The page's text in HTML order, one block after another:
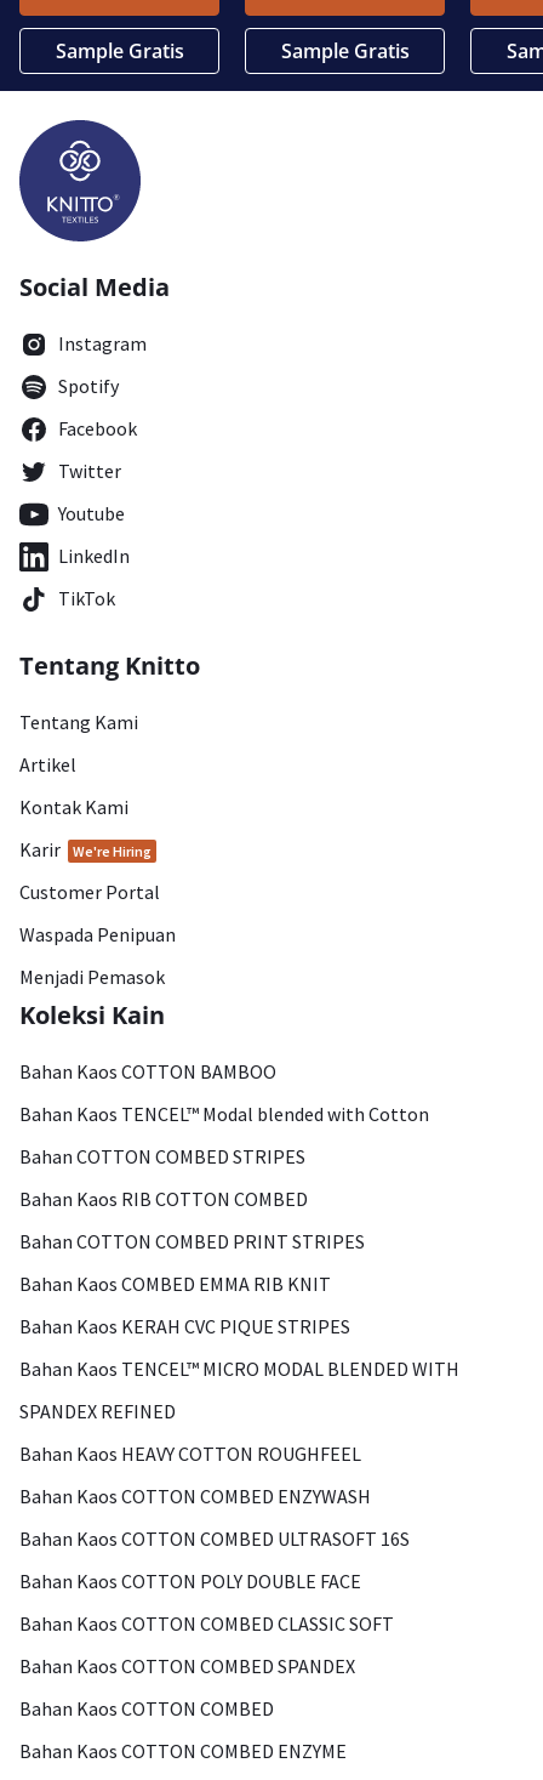
Sample Gratis Sample Gratis
Social Media
Instagram
Spotify
Facebook
Twitter
Youtube
LinkedIn
TikTok
Tentang Knitto
Tentang Kami
Artikel
Kontak Kami
Karir
We're Hiring
Customer Portal
Waspada Penipuan
Menjadi Pemasok
Koleksi Kain
Bahan Kaos COTTON BAMBOO
Bahan Kaos TENCEL™ Modal blended with Cotton
Bahan COTTON COMBED STRIPES
Bahan Kaos RIB COTTON COMBED
Bahan COTTON COMBED PRINT STRIPES
Bahan Kaos COMBED EMMA RIB KNIT
Bahan Kaos KERAH CVC PIQUE STRIPES
Bahan Kaos TENCEL™ MICRO MODAL BLENDED WITH
SPANDEX REFINED
Bahan Kaos HEAVY COTTON ROUGHFEEL
Bahan Kaos COTTON COMBED ENZYWASH
Bahan Kaos COTTON COMBED ULTRASOFT 16S
Bahan Kaos COTTON POLY DOUBLE FACE
Bahan Kaos COTTON COMBED CLASSIC SOFT
Bahan Kaos COTTON COMBED SPANDEX
Bahan Kaos COTTON COMBED
Bahan Kaos COTTON COMBED ENZYME